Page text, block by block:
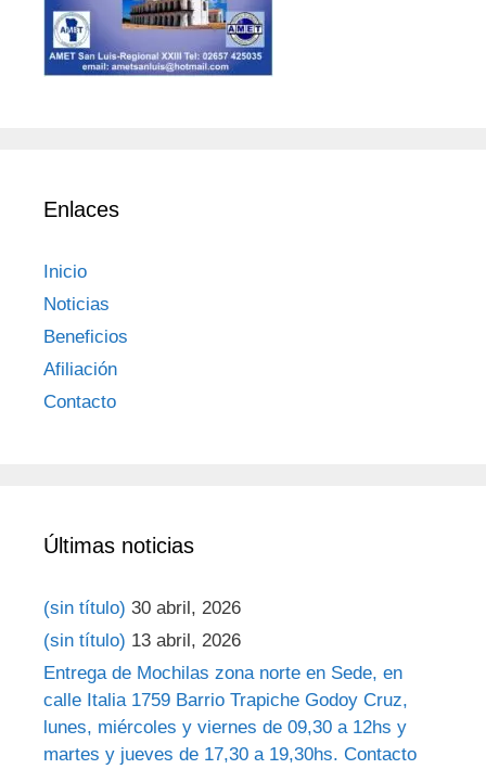
Enlaces
Inicio
Noticias
Beneficios
Afiliación
Contacto
Últimas noticias
(sin título) 30 abril, 2026
(sin título) 13 abril, 2026
Entrega de Mochilas zona norte en Sede, en
calle Italia 1759 Barrio Trapiche Godoy Cruz,
lunes, miércoles y viernes de 09,30 a 12hs y
martes y jueves de 17,30 a 19,30hs. Contacto